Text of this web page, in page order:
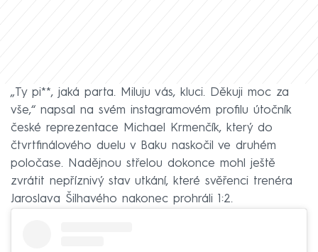
„Ty pi**, jaká parta. Miluju vás, kluci. Děkuji moc za
vše,“ napsal na svém instagramovém profilu útočník
české reprezentace Michael Krmenčík, který do
čtvrtfinálového duelu v Baku naskočil ve druhém
poločase. Nadějnou střelou dokonce mohl ještě
zvrátit nepříznivý stav utkání, které svěřenci trenéra
Jaroslava Šilhavého nakonec prohráli 1:2.